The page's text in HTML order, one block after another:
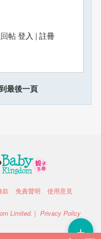
＋
帖登入 | 註冊
最後一頁
款 免責聲明 使用意見
Limited. | Privacy Policy